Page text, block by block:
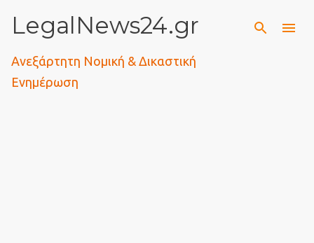
Μετάβαση στο κύριο περιεχόμενο
LegalNews24.gr
Ανεξάρτητη Νομική & Δικαστική
Ενημέρωση